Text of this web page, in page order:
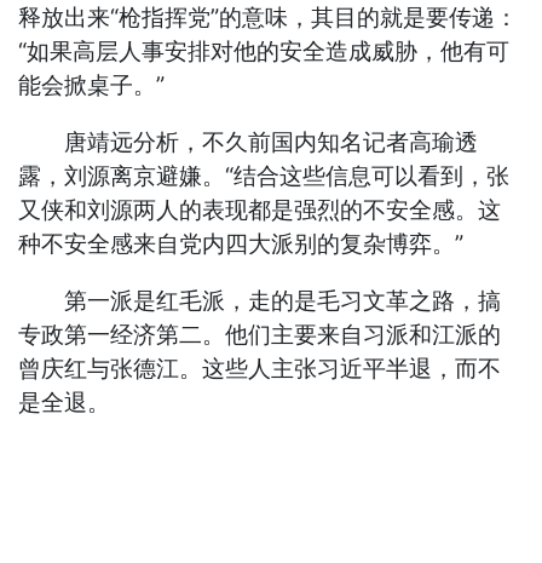
释放出来“枪指挥党”的意味，其目的就是要传递：
“如果高层人事安排对他的安全造成威胁，他有可
能会掀桌子。”
唐靖远分析，不久前国内知名记者高瑜透
露，刘源离京避嫌。“结合这些信息可以看到，张
又侠和刘源两人的表现都是强烈的不安全感。这
种不安全感来自党内四大派别的复杂博弈。”
第一派是红毛派，走的是毛习文革之路，搞
专政第一经济第二。他们主要来自习派和江派的
曾庆红与张德江。这些人主张习近平半退，而不
是全退。